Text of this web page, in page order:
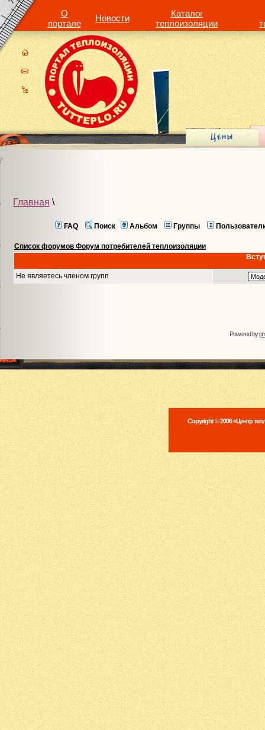
О
портале
Новости
Каталог
теплоизоляции
Главная \
FAQ Поиск Альбом Группы
Список форумов Форум потребителей теплоизоляции
Не являетесь членом групп
Powered by
Copyright © 2006 «Центр